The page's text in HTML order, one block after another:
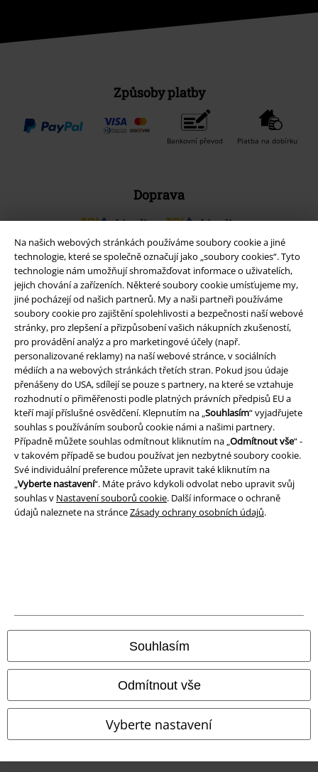
Na našich webových stránkách používáme soubory cookie a jiné
technologie, které se společně označují jako „soubory cookies“. Tyto
technologie nám umožňují shromažďovat informace o uživatelích,
jejich chování a zařízeních. Některé soubory cookie umísťujeme my,
jiné pocházejí od našich partnerů. My a naši partneři používáme
soubory cookie pro zajištění spolehlivosti a bezpečnosti naší webové
stránky, pro zlepšení a přizpůsobení vašich nákupních zkušeností,
pro provádění analýz a pro marketingové účely (např.
personalizované reklamy) na naší webové stránce, v sociálních
médiích a na webových stránkách třetích stran. Pokud jsou údaje
přenášeny do USA, sdílejí se pouze s partnery, na které se vztahuje
rozhodnutí o přiměřenosti podle platných právních předpisů EU a
kteří mají příslušné osvědčení. Klepnutím na „ Souhlasím“ vyjadřujete
souhlas s používáním souborů cookie námi a našimi partnery.
Případně můžete souhlas odmítnout kliknutím na „ Odmítnout vše“ -
v takovém případě se budou používat jen nezbytné soubory cookie.
Své individuální preference můžete upravit také kliknutím na
Vyberte nastavení“. Máte právo kdykoli odvolat nebo upravit svůj
souhlas v Nastavení souborů cookie. Další informace o ochraně
údajů naleznete na stránceZásady ochrany osobních údajů.
Souhlasím
Odmítnout vše
Vyberte nastavení
Způsoby platby
Bankovní převod Platba na dobírku
Doprava
Balíkovna Balík Do ruky
EMP aplikaci
Stáhněte si novou EMP aplikaci zdarma a využijte všechny nové
funkce a výhody!
A Warner Music Group Company
Ochrana osobních údajů